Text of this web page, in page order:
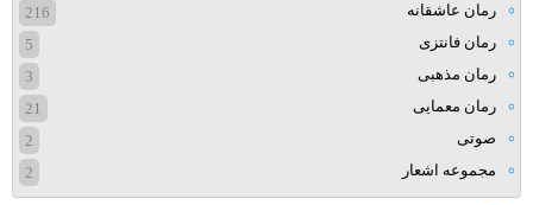
رمان عاشقانه
216
رمان فانتزی
5
رمان مذهبی
3
رمان معمایی
21
صوتی
2
مجموعه اشعار
2